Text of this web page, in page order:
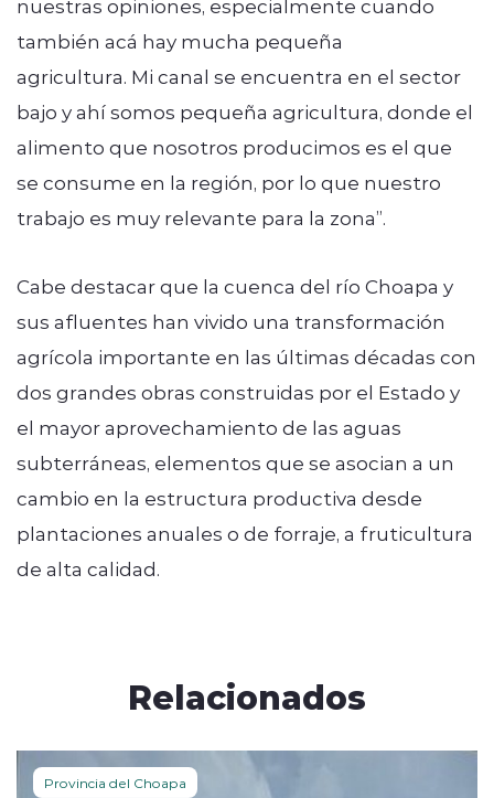
nuestras opiniones, especialmente cuando
también acá hay mucha pequeña
agricultura. Mi canal se encuentra en el sector
bajo y ahí somos pequeña agricultura, donde el
alimento que nosotros producimos es el que
se consume en la región, por lo que nuestro
trabajo es muy relevante para la zona”.
Cabe destacar que la cuenca del río Choapa y
sus afluentes han vivido una transformación
agrícola importante en las últimas décadas con
dos grandes obras construidas por el Estado y
el mayor aprovechamiento de las aguas
subterráneas, elementos que se asocian a un
cambio en la estructura productiva desde
plantaciones anuales o de forraje, a fruticultura
de alta calidad.
Relacionados
Provincia del Choapa